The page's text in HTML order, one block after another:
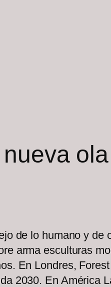
de lo humano y
arma esculturas
En Londres,
2030. En América